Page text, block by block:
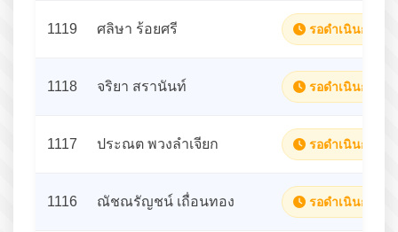
1119 ศลิษา ร้อยศรี รอดำเนินการ
1118 จริยา สรานันท์ รอดำเนินการ
1117 ประณต พวงลำเจียก รอดำเนินการ
1116 ณัชณรัญชน์ เถื่อนทอง รอดำเนินการ